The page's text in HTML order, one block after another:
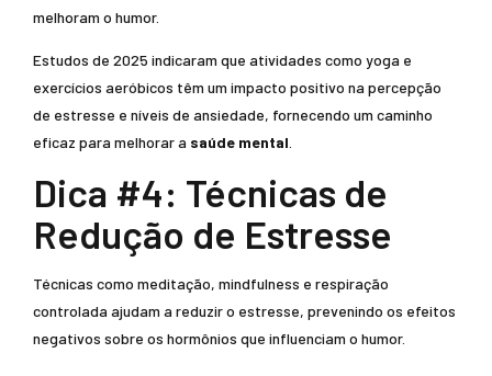
melhoram o humor.
Estudos de 2025 indicaram que atividades como yoga e
exercícios aeróbicos têm um impacto positivo na percepção
de estresse e níveis de ansiedade, fornecendo um caminho
eficaz para melhorar a saúde mental
Dica #4: Técnicas de
Redução de Estresse
Técnicas como meditação, mindfulness e respiração
controlada ajudam a reduzir o estresse, prevenindo os efeitos
negativos sobre os hormônios que influenciam o humor.